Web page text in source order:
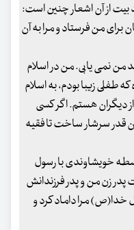
از آن اشعار چنین است:
برای من فرستاد و مرا به آن
من نمی یابی. من در اسلام
طفلی زیبا بودم، به اسلام
دیگران هستم. اگر کسی
قدر سرشار ساخت تا فقیه
خویشاوندی با رسول
زن من و پدر فرزندانش
خدا(ص) مرا داماد کرد و